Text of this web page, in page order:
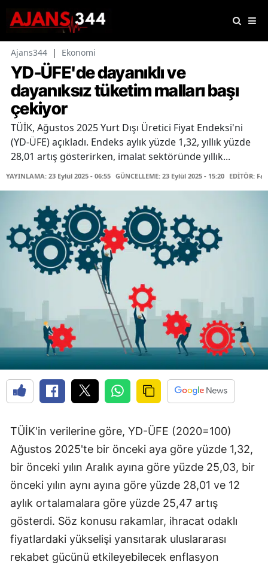
Ajans344 | Ekonomi
YD-ÜFE'de dayanıklı ve
dayanıksız tüketim malları başı
çekiyor
TÜİK, Ağustos 2025 Yurt Dışı Üretici Fiyat Endeksi'ni
(YD-ÜFE) açıkladı. Endeks aylık yüzde 1,32, yıllık yüzde
28,01 artış gösterirken, imalat sektöründe yıllık...
YAYINLAMA: 23 Eylül 2025 - 06:55 GÜNCELLEME: 23 Eylül 2025 - 15:20 EDİTÖR:
TÜİK'in verilerine göre, YD-ÜFE (2020=100)
Ağustos 2025'te bir önceki aya göre yüzde 1,32,
bir önceki yılın Aralık ayına göre yüzde 25,03, bir
önceki yılın aynı ayına göre yüzde 28,01 ve 12
aylık ortalamalara göre yüzde 25,47 artış
gösterdi. Söz konusu rakamlar, ihracat odaklı
fiyatlardaki yükselişi yansıtarak uluslararası
rekabet gücünü etkileyebilecek enflasyon